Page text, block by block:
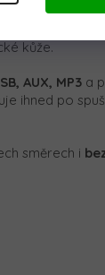
s nosnostído
kůže.
AUX, MP3 a
ihned po
směrech i